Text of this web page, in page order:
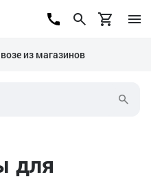
из магазинов
для